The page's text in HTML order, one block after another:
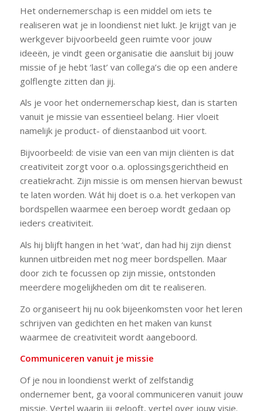
Het ondernemerschap is een middel om iets te
realiseren wat je in loondienst niet lukt. Je krijgt van je
werkgever bijvoorbeeld geen ruimte voor jouw
ideeën, je vindt geen organisatie die aansluit bij jouw
missie of je hebt ‘last’ van collega’s die op een andere
golflengte zitten dan jij.
Als je voor het ondernemerschap kiest, dan is starten
vanuit je missie van essentieel belang. Hier vloeit
namelijk je product- of dienstaanbod uit voort.
Bijvoorbeeld: de visie van een van mijn cliënten is dat
creativiteit zorgt voor o.a. oplossingsgerichtheid en
creatiekracht. Zijn missie is om mensen hiervan bewust
te laten worden. Wát hij doet is o.a. het verkopen van
bordspellen waarmee een beroep wordt gedaan op
ieders creativiteit.
Als hij blijft hangen in het ‘wat’, dan had hij zijn dienst
kunnen uitbreiden met nog meer bordspellen. Maar
door zich te focussen op zijn missie, ontstonden
meerdere mogelijkheden om dit te realiseren.
Zo organiseert hij nu ook bijeenkomsten voor het leren
schrijven van gedichten en het maken van kunst
waarmee de creativiteit wordt aangeboord.
Communiceren vanuit je missie
Of je nou in loondienst werkt of zelfstandig
ondernemer bent, ga vooral communiceren vanuit jouw
missie. Vertel waarin jij gelooft, vertel over jouw visie.